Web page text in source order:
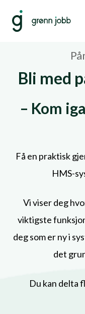
Bli med
– Kom
Få en praktisk
HMS-
Vi viser deg
viktigste
deg som er ny i
det
Du kan delta